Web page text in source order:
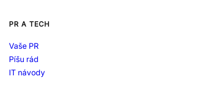
PR A TECH
Vaše PR
Píšu rád
IT návody